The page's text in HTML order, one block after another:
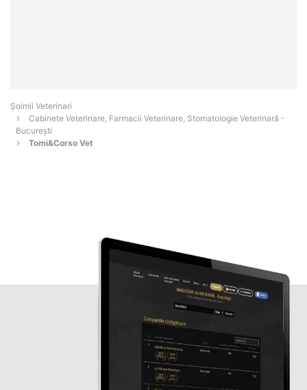
Șoimii Veterinari
Cabinete Veterinare, Farmacii Veterinare, Stomatologie Veterinară -
Bucureşti
Tomi&Corso Vet